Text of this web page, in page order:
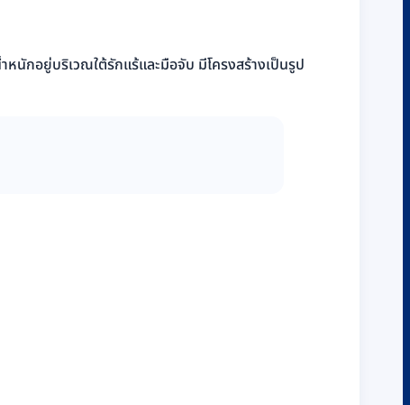
กอยู่บริเวณใต้รักแร้และมือจับ มีโครงสร้างเป็นรูป